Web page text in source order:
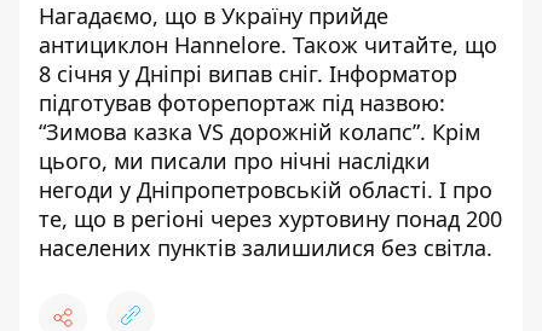
Нагадаємо, що в Україну прийде
антициклон Hannelore. Також читайте, що
8 січня у Дніпрі випав сніг. Інформатор
підготував фоторепортаж під назвою:
“Зимова казка VS дорожній колапс”. Крім
цього, ми писали про нічні наслідки
негоди у Дніпропетровській області. І про
те, що в регіоні через хуртовину понад 200
населених пунктів залишилися без світла.